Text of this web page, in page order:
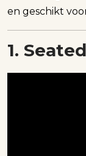
en geschikt
1.